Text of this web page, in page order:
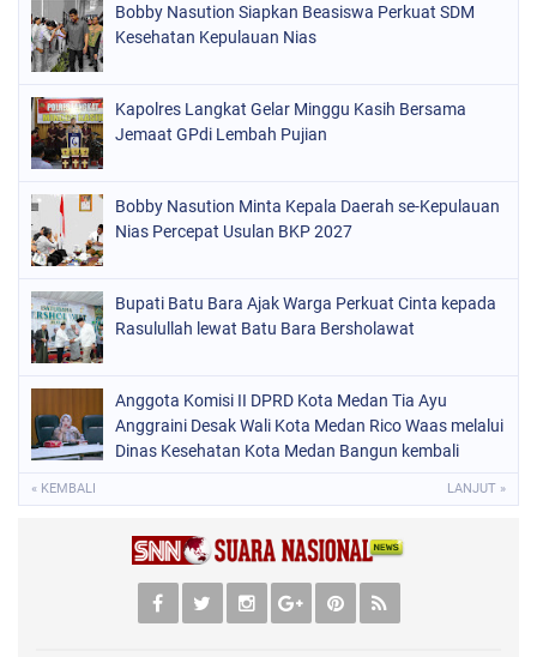
Bobby Nasution Siapkan Beasiswa Perkuat SDM
Kesehatan Kepulauan Nias
Kapolres Langkat Gelar Minggu Kasih Bersama
Jemaat GPdi Lembah Pujian
Bobby Nasution Minta Kepala Daerah se-Kepulauan
Nias Percepat Usulan BKP 2027
Bupati Batu Bara Ajak Warga Perkuat Cinta kepada
Rasulullah lewat Batu Bara Bersholawat
Anggota Komisi II DPRD Kota Medan Tia Ayu
Anggraini Desak Wali Kota Medan Rico Waas melalui
Dinas Kesehatan Kota Medan Bangun kembali
« KEMBALI LANJUT »